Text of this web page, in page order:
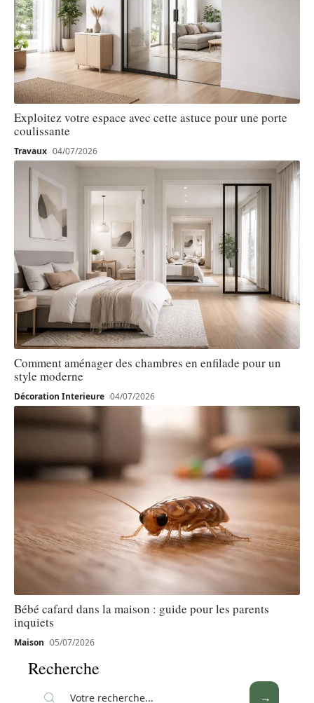
Exploitez votre espace avec cette astuce pour une porte
coulissante
Travaux 04/07/2026
Comment aménager des chambres en enfilade pour un
style moderne
Décoration Interieure 04/07/2026
Bébé cafard dans la maison : guide pour les parents
inquiets
Maison 05/07/2026
Recherche